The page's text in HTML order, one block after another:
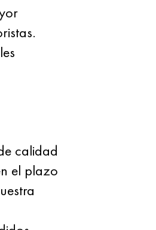
calidad
el plazo